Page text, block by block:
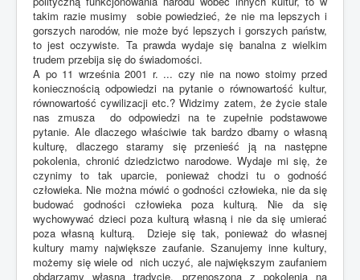
takim razie musimy sobie powiedzieć, że nie ma lepszych i
gorszych narodów, nie może być lepszych i gorszych państw,
to jest oczywiste. Ta prawda wydaje się banalna z wielkim
trudem przebija się do świadomości.
A po 11 września 2001 r. ... czy nie na nowo stoimy przed
koniecznością odpowiedzi na pytanie o równowartość kultur,
równowartość cywilizacji etc.? Widzimy zatem, że życie stale
nas zmusza do odpowiedzi na te zupełnie podstawowe
pytanie. Ale dlaczego właściwie tak bardzo dbamy o własną
kulturę, dlaczego staramy się przenieść ją na następne
pokolenia, chronić dziedzictwo narodowe. Wydaje mi się, że
czynimy to tak uparcie, ponieważ chodzi tu o godność
człowieka. Nie można mówić o godności człowieka, nie da się
budować godności człowieka poza kulturą. Nie da się
wychowywać dzieci poza kulturą własną i nie da się umierać
poza własną kulturą. Dzieje się tak, ponieważ do własnej
kultury mamy największe zaufanie. Szanujemy inne kultury,
możemy się wiele od nich uczyć, ale największym zaufaniem
obdarzamy własną tradycję, przenoszoną z pokolenia na